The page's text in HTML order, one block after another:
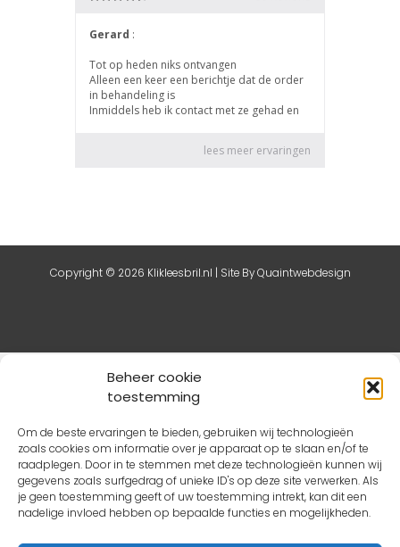
Beheer cookie
toestemming
Om de beste ervaringen te bieden, gebruiken wij technologieën
zoals cookies om informatie over je apparaat op te slaan en/of te
raadplegen. Door in te stemmen met deze technologieën kunnen wij
gegevens zoals surfgedrag of unieke ID's op deze site verwerken. Als
je geen toestemming geeft of uw toestemming intrekt, kan dit een
nadelige invloed hebben op bepaalde functies en mogelijkheden.
Copyright © 2026 Klikleesbril.nl | Site ByQuaintwebdesign
De waardering van klikleesbril.nl bij
Klantbeoordelingen
is 8.8/10 gebaseerd op 61 reviews.